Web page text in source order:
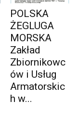
POLSKA
ŻEGLUGA
MORSKA
Zakład
Zbiornikowc
ów i Usług
Armatorskic
h w...